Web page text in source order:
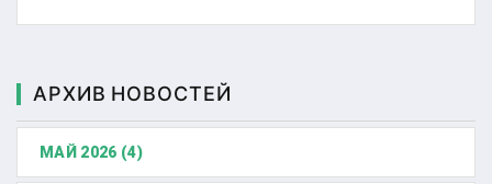
АРХИВ НОВОСТЕЙ
МАЙ 2026 (4)